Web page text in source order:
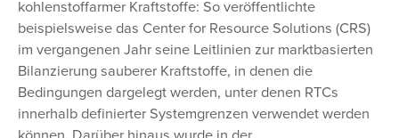
kohlenstoffarmer Kraftstoffe: So veröffentlichte
beispielsweise das Center for Resource Solutions (CRS)
im vergangenen Jahr seine Leitlinien zur marktbasierten
Bilanzierung sauberer Kraftstoffe, in denen die
Bedingungen dargelegt werden, unter denen RTCs
innerhalb definierter Systemgrenzen verwendet werden